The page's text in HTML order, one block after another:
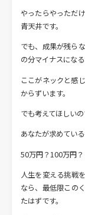
やったらやっただ
青天井です。
でも、成果が残ら
の分マイナスになる
ここがネックと感
からずいます。
でも考えてほしいの
あなたが求めてい
50万円？100万円？
人生を変える挑戦
なら、最低限この
たはずです。